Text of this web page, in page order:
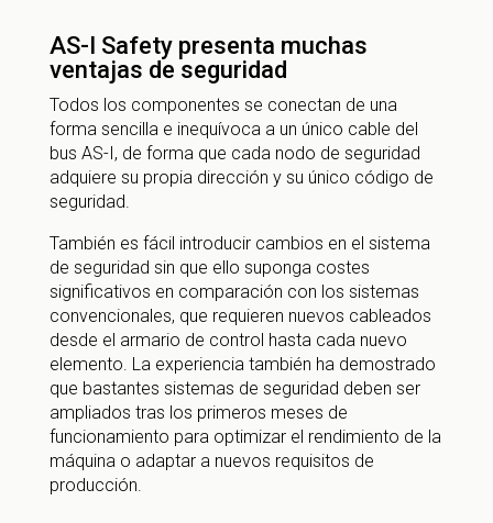
AS-I Safety presenta muchas
ventajas de seguridad
Todos los componentes se conectan de una
forma sencilla e inequívoca a un único cable del
bus AS-I, de forma que cada nodo de seguridad
adquiere su propia dirección y su único código de
seguridad.
También es fácil introducir cambios en el sistema
de seguridad sin que ello suponga costes
significativos en comparación con los sistemas
convencionales, que requieren nuevos cableados
desde el armario de control hasta cada nuevo
elemento. La experiencia también ha demostrado
que bastantes sistemas de seguridad deben ser
ampliados tras los primeros meses de
funcionamiento para optimizar el rendimiento de la
máquina o adaptar a nuevos requisitos de
producción.